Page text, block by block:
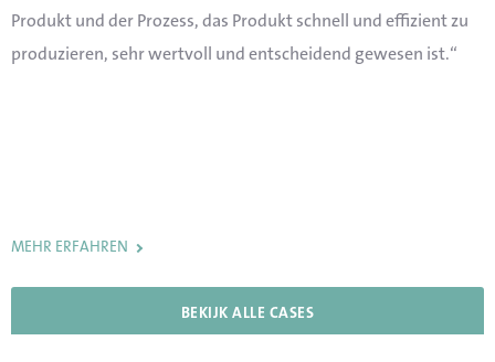
Produkt und der Prozess, das Produkt schnell und effizientzu
produzieren, sehr wertvoll und entscheidend gewesen ist.“
MEHR ERFAHREN
BEKIJK ALLE CASES